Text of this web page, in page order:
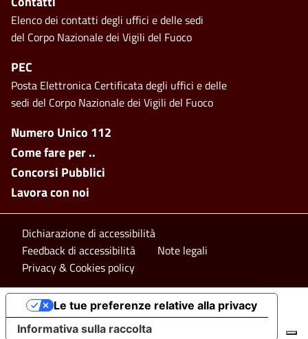
Footer side menu
Numero Unico 112
Come fare per ..
Concorsi Pubblici
Lavora con noi
Elenco dei contatti degli uffici e delle sedi
del Corpo Nazionale dei Vigili del Fuoco
PEC
Posta Elettronica Certificata degli uffici e delle
sedi del Corpo Nazionale dei Vigili del Fuoco
Footer bottom
Dichiarazione di accessibilità
Feedback di accessibilità
Note legali
Privacy & Cookies policy
Informativa sulla raccolta
Le tue preferenze relative alla privacy